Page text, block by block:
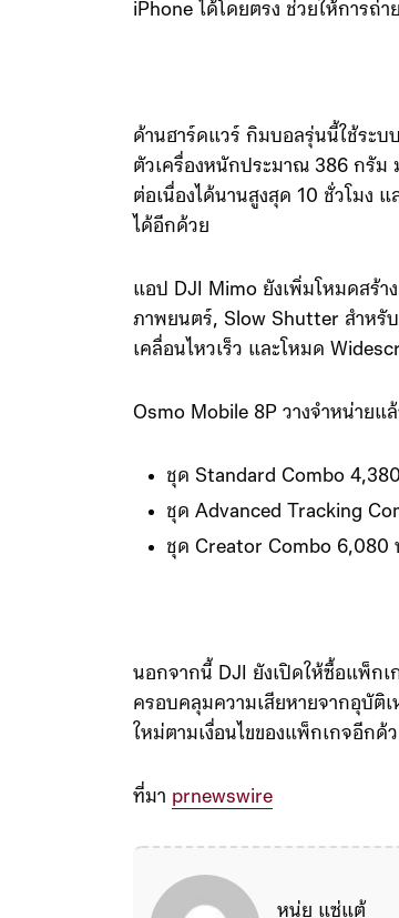
รวมถึงรองรับมุมถ่ายภาพต่ำ เหมา
ด้านฮาร์ดแวร์ กิมบอลรุ่นนี้ใช้ระบ
ต่อเนื่องได้นานสูงสุด 10 ชั่วโมง
ได้อีกด้วย
ภาพยนตร์, Slow Shutter สำหรั
Osmo Mobile 8P วางจำหน่าย
ครอบคลุมความเสียหายจากอุบัติ
ที่มา prnewswire